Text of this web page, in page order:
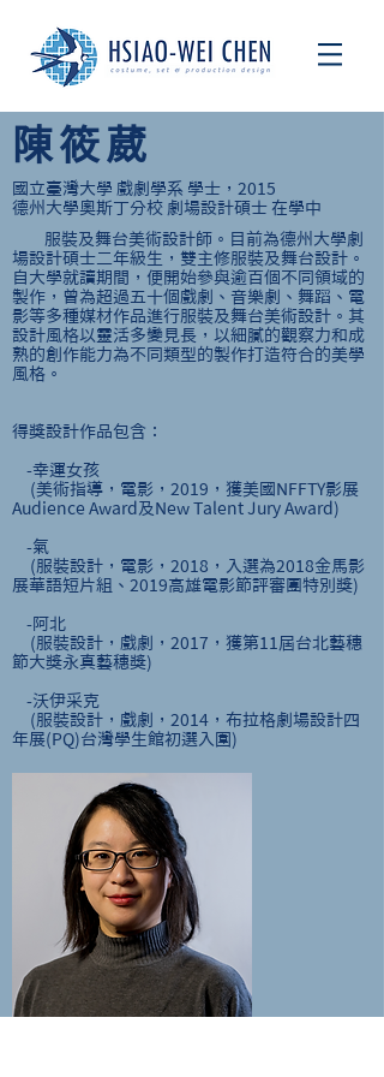
​陳筱葳
國立臺灣大學 戲劇學系 學士，2015
​德州大學奧斯丁分校 劇場設計碩士 在學中
服裝及舞台美術設計師。目前為德州大學劇
場設計碩士二年級生，雙主修服裝及舞台設計。
自大學就讀期間，便開始參與逾百個不同領域的
製作，曾為超過五十個戲劇、音樂劇、舞蹈、電
影等多種媒材作品進行服裝及舞台美術設計。其
設計風格以靈活多變見長，以細膩的觀察力和成
熟的創作能力為不同類型的製作打造符合的美學
風格。
得獎設計作品包含：
-幸運女孩
(美術指導，電影，2019，獲美國NFFTY影展
Audience Award及New Talent Jury Award)
-氣
(服裝設計，電影，2018，入選為2018金馬影
展華語短片組、2019高雄電影節評審團特別獎)
-阿北
(服裝設計，戲劇，2017，獲第11屆台北藝穗
節大獎永真藝穗獎)
-沃伊采克
(服裝設計，戲劇，2014，布拉格劇場設計四
年展(PQ)台灣學生館初選入圍)